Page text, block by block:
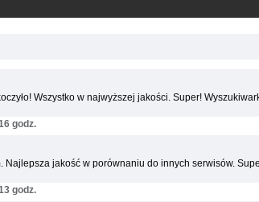
Wszystko w najwyższej jakości. Super!
godz.
Najlepsza jakość w porównaniu do innych serwisów.
godz.